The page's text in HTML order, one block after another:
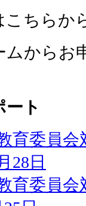
こちらか
からお
ート
教育委員
28日
教育委員